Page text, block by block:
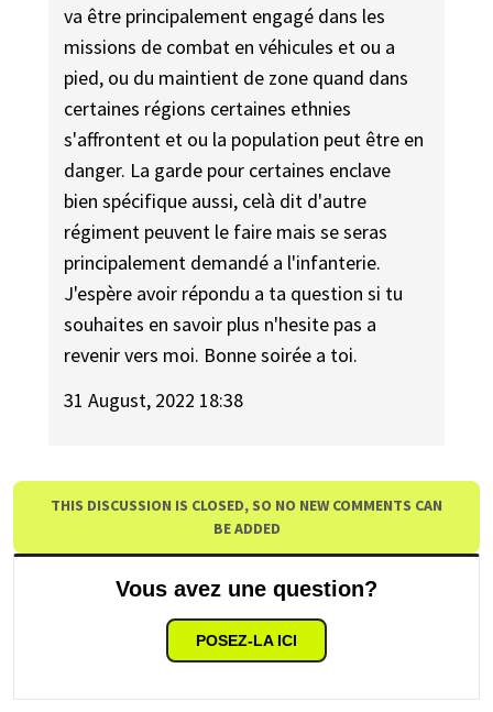
va être principalement engagé dans les
missions de combat en véhicules et ou a
pied, ou du maintient de zone quand dans
certaines régions certaines ethnies
s'affrontent et ou la population peut être en
danger. La garde pour certaines enclave
bien spécifique aussi, celà dit d'autre
régiment peuvent le faire mais se seras
principalement demandé a l'infanterie.
J'espère avoir répondu a ta question si tu
souhaites en savoir plus n'hesite pas a
revenir vers moi. Bonne soirée a toi.
31 August, 2022 18:38
THIS DISCUSSION IS CLOSED, SO NO NEW COMMENTS CAN
BE ADDED
Vous avez une question?
POSEZ-LA ICI